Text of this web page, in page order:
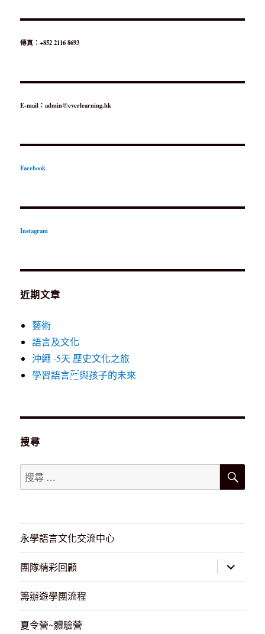
傳真：+852 2116 8693
E-mail：admin@everlearning.hk
Facebook
Instagram
近期文章
藝術
語言及文化
沖繩 -5天 歷史文化之旅
學習語言 與孩子的未來
搜尋
搜
尋：
搜
永學語言文化交流中心
團隊精彩回顧 展
開
子
籌辦遊學團流程
夏令營~體驗營